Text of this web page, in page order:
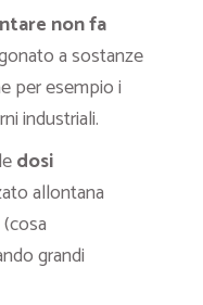
non fa
a sostanze
per esempio i
industriali.
dosi
allontana
grandi